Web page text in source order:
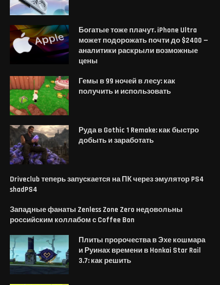
Богатые тоже плачут. iPhone Ultra
может подорожать почти до $2400 —
аналитики раскрыли возможные
цены
Гемы в 99 ночей в лесу: как
получить и использовать
Руда в Gothic 1 Remake: как быстро
добыть и заработать
Driveclub теперь запускается на ПК через эмулятор PS4
shadPS4
Западные фанаты Zenless Zone Zero недовольны
российским коллабом с Coffee Bon
Плиты пророчества в Эхе кошмара
и Руинах времени в Honkai Star Rail
3.7: как решить